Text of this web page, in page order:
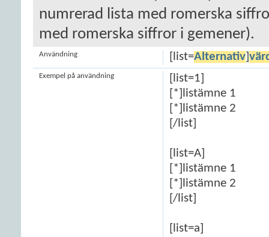
numrerad lista med romerska
med romerska siffror i gemener).
[list=Alternativ]
Användning
[list=1]
[*]listämne 1
[*]listämne 2
[/list]
[list=A]
[*]listämne 1
[*]listämne 2
[/list]
[list=a]
Exempel på användning